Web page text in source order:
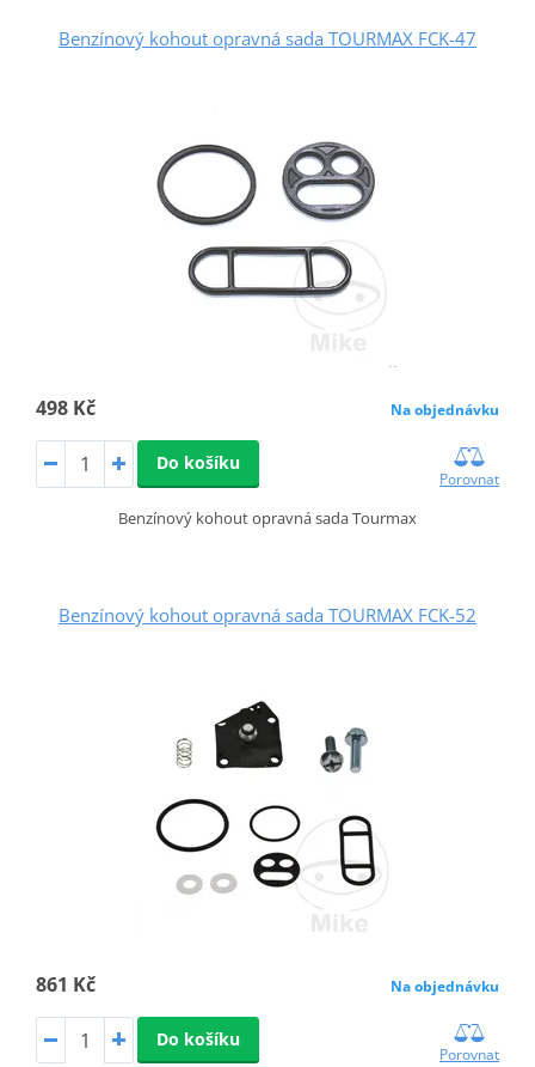
Benzínový kohout opravná sada TOURMAX FCK-47
498 Kč Na objednávku
Do košíku
Porovnat
Benzínový kohout opravná sada Tourmax
Benzínový kohout opravná sada TOURMAX FCK-52
861 Kč Na objednávku
Do košíku
Porovnat